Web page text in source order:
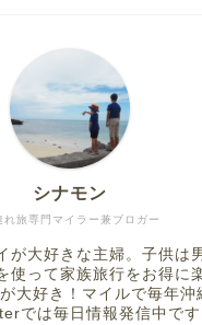
れ旅専門マイラー兼ブロガー
シナモン
が大好きな主婦。子供は
使って家族旅行をお得に
大好き！マイルで毎年沖
では毎日情報発信中です